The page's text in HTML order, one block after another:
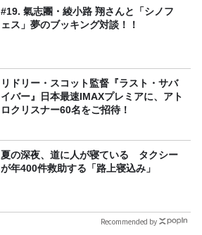
#19. 氣志團・綾小路 翔さんと「シノフ
ェス」夢のブッキング対談！！
リドリー・スコット監督『ラスト・サバ
イバー』日本最速IMAXプレミアに、アト
ロクリスナー60名をご招待！
夏の深夜、道に人が寝ている タクシー
が年400件救助する「路上寝込み」
Recommended by